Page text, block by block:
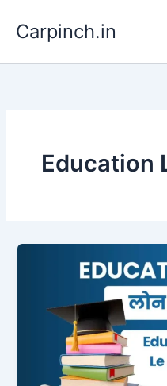
Carpinch.in
Education